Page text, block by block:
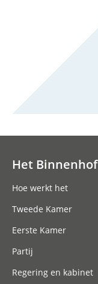
Het Binnenhof
Hoe werkt het
Tweede Kamer
Eerste Kamer
Partij
Regering en kabinet